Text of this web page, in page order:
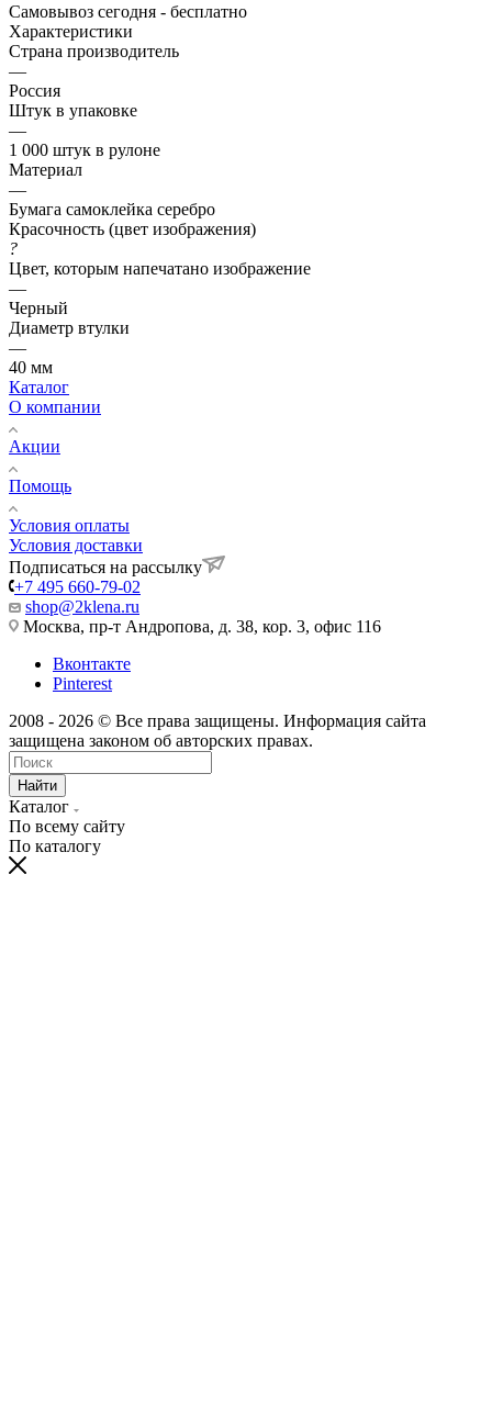
Самовывоз сегодня - бесплатно
Характеристики
Страна производитель
—
Россия
Штук в упаковке
—
1 000 штук в рулоне
Материал
—
Бумага самоклейка серебро
Красочность (цвет изображения)
?
Цвет, которым напечатано изображение
—
Черный
Диаметр втулки
—
40 мм
Каталог
О компании
Акции
Помощь
Условия оплаты
Условия доставки
Подписаться на рассылку
+7 495 660-79-02
shop@2klena.ru
Москва, пр-т Андропова, д. 38, кор. 3, офис 116
Вконтакте
Pinterest
2008 - 2026 © Все права защищены. Информация сайта
защищена законом об авторских правах.
Найти
Каталог
По всему сайту
По каталогу